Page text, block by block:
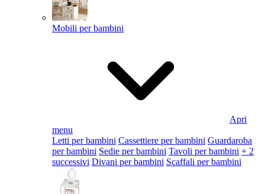
Mobili per bambini
Apri
menu
Letti per bambini Cassettiere per bambini Guardaroba
per bambini Sedie per bambini Tavoli per bambini + 2
successivi Divani per bambini Scaffali per bambini